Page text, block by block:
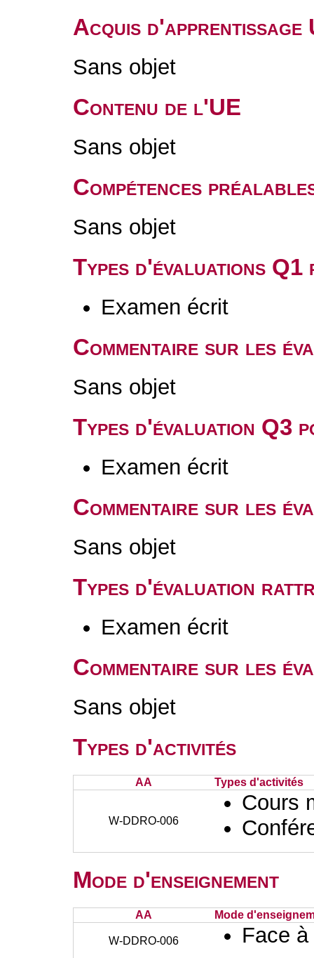
Acquis d'apprentissage
Sans objet
Contenu de l'UE
Sans objet
Compétences
Sans objet
Types d'évaluations
Examen écrit
Commentaire sur les
Sans objet
Types d'évaluation Q3
Examen écrit
Commentaire sur les
Sans objet
Types d'évaluation
Examen écrit
Commentaire sur les
Sans objet
Types d'activités
AA Types d'activités
W-DDRO-006
Cours
Mode d'enseignement
AA Mode
W-DDRO-006 Face